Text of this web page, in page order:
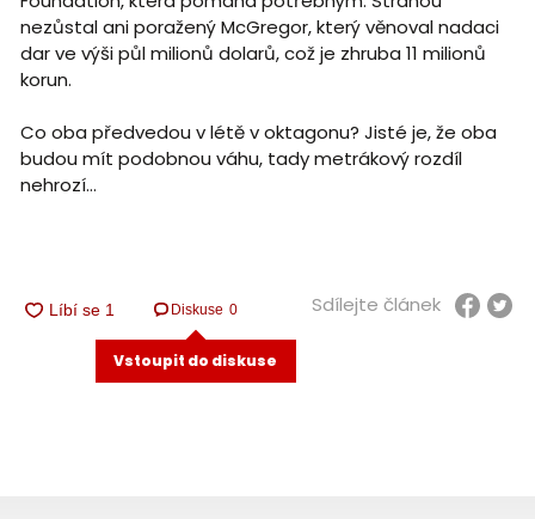
nezůstal ani poražený McGregor, který věnoval nadaci
dar ve výši půl milionů dolarů, což je zhruba 11 milionů
korun.
Co oba předvedou v létě v oktagonu? Jisté je, že oba
budou mít podobnou váhu, tady metrákový rozdíl
nehrozí…
Diskuse 0
Vstoupit do diskuse
Sdílejte článek